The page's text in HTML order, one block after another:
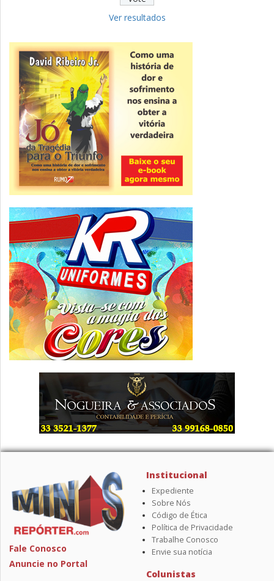
Fies: pré-selecionados têm até terça
para complementar informações
Novidade
CNPJ alfanumérico começa a ser emitido
nesta sexta
ver todas »
Ver resultados
Fale Conosco
Anuncie no Portal
Institucional
Expediente
Sobre Nós
Código de Ética
Política de Privacidade
Trabalhe Conosco
Envie sua notícia
Colunistas